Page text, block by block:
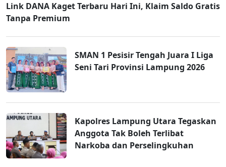
Link DANA Kaget Terbaru Hari Ini, Klaim Saldo Gratis
Tanpa Premium
SMAN 1 Pesisir Tengah Juara I Liga
Seni Tari Provinsi Lampung 2026
Kapolres Lampung Utara Tegaskan
Anggota Tak Boleh Terlibat
Narkoba dan Perselingkuhan